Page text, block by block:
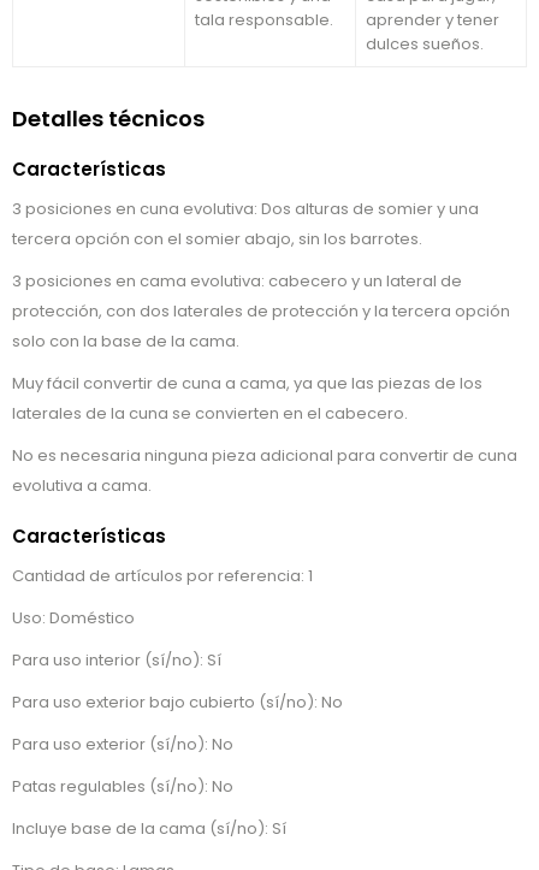
tala responsable.
aprender y tener
dulces sueños.
Detalles técnicos
Características
3 posiciones en cuna evolutiva: Dos alturas de somier y una
tercera opción con el somier abajo, sin los barrotes.
3 posiciones en cama evolutiva: cabecero y un lateral de
protección, con dos laterales de protección y la tercera opción
solo con la base de la cama.
Muy fácil convertir de cuna a cama, ya que las piezas de los
laterales de la cuna se convierten en el cabecero.
No es necesaria ninguna pieza adicional para convertir de cuna
evolutiva a cama.
Características
Cantidad de artículos por referencia: 1
Uso: Doméstico
Para uso interior (sí/no): Sí
Para uso exterior bajo cubierto (sí/no): No
Para uso exterior (sí/no): No
Patas regulables (sí/no): No
Incluye base de la cama (sí/no): Sí